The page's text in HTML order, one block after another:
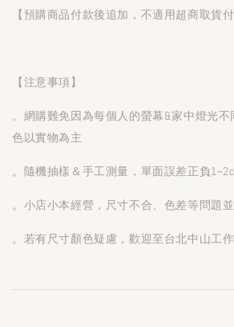
【預購商品付款後追加，不適用超商取貨付
【注意事項】
。網購難免因為每個人的螢幕&家中燈光
色以實物為主
。隨機抽樣＆手工測量，單面誤差正負
。小店小本經營，尺寸不合、色差等問題
。若有尺寸顏色疑慮，歡迎至台北中山工作